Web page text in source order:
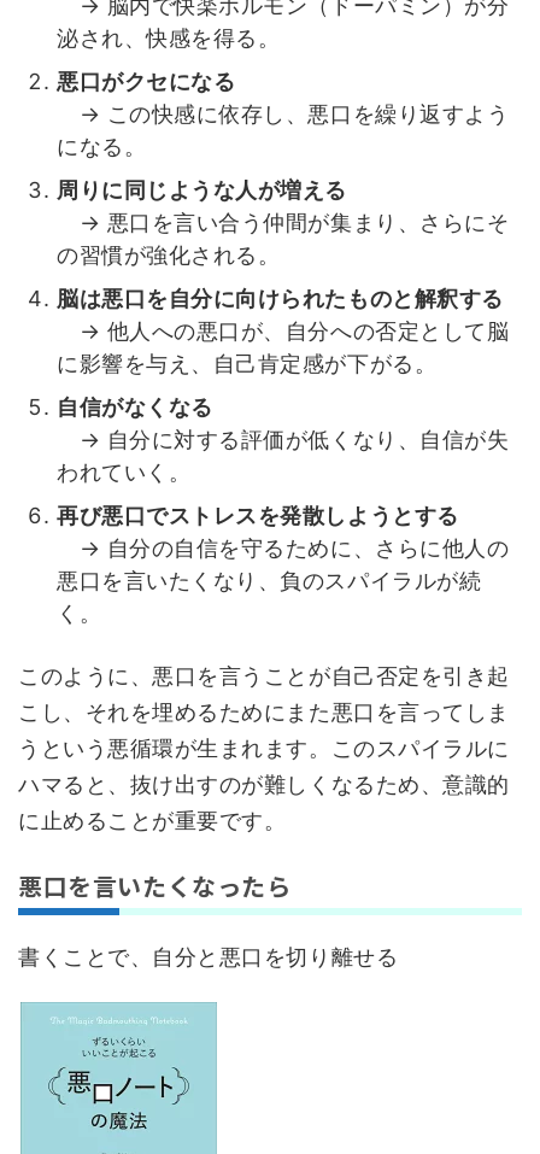
→ 脳内で快楽ホルモン（ドーパミン）が分
泌され、快感を得る。
悪口がクセになる
→ この快感に依存し、悪口を繰り返すよう
になる。
周りに同じような人が増える
→ 悪口を言い合う仲間が集まり、さらにそ
の習慣が強化される。
脳は悪口を自分に向けられたものと解釈する
→ 他人への悪口が、自分への否定として脳
に影響を与え、自己肯定感が下がる。
自信がなくなる
→ 自分に対する評価が低くなり、自信が失
われていく。
再び悪口でストレスを発散しようとする
→ 自分の自信を守るために、さらに他人の
悪口を言いたくなり、負のスパイラルが続
く。
このように、悪口を言うことが自己否定を引き起
こし、それを埋めるためにまた悪口を言ってしま
うという悪循環が生まれます。このスパイラルに
ハマると、抜け出すのが難しくなるため、意識的
に止めることが重要です。
悪口を言いたくなったら
書くことで、自分と悪口を切り離せる